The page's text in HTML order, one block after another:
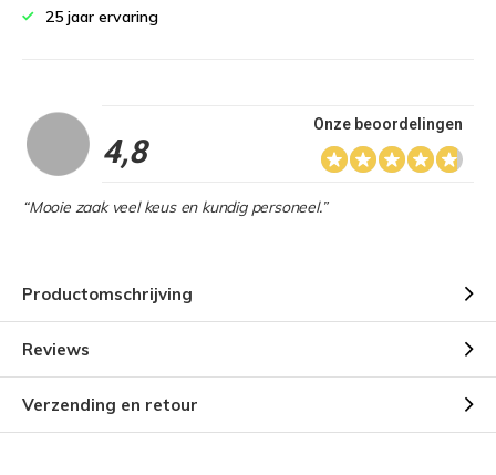
25 jaar ervaring
4,8
Onze beoordelingen
“Mooie zaak veel keus en kundig personeel.”
Productomschrijving
Reviews
Verzending en retour